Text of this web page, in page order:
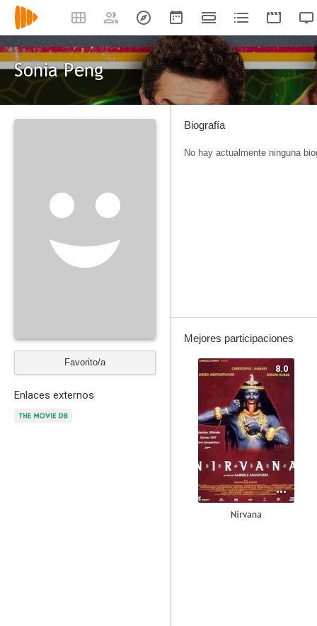
Sonia Peng
Favorito/a
Enlaces externos
Biografía
No hay actualmente ninguna
Mejores participaciones
8.0
Nirvana